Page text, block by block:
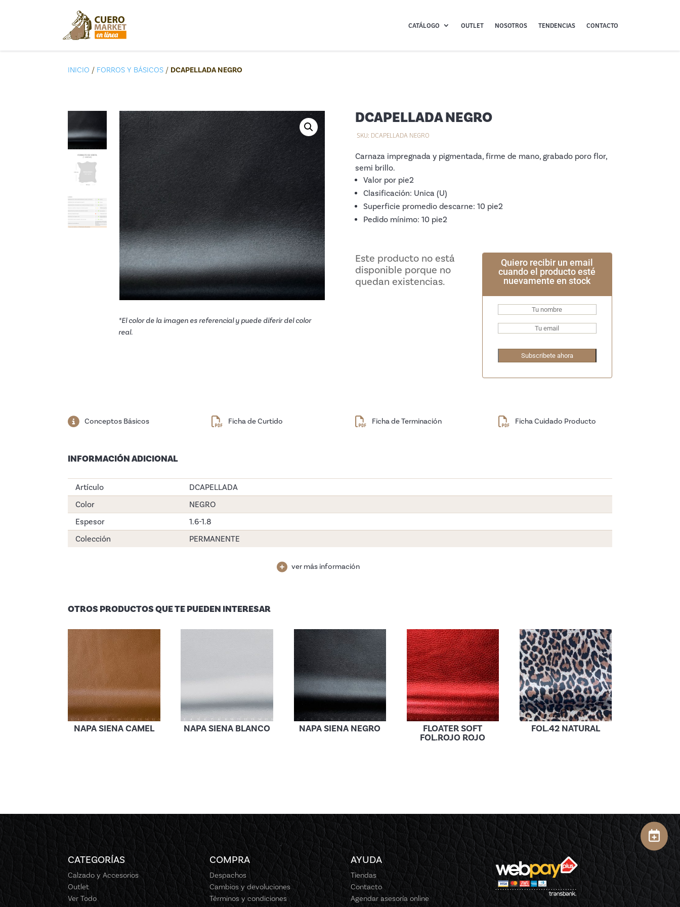
CATÁLOGO OUTLET NOSOTROS TENDENCIAS CONTACTO
INICIO / FORROS Y BÁSICOS / DCAPELLADA NEGRO
*El color de la imagen es referencial y puede diferir del color
real.
DCAPELLADA NEGRO
SKU: DCAPELLADA NEGRO
Carnaza impregnada y pigmentada, firme de mano, grabado poro flor,
semi brillo.
Valor por pie2
Clasificación: Unica (U)
Superficie promedio descarne: 10 pie2
Pedido mínimo: 10 pie2
Este producto no está
disponible porque no
quedan existencias.
Quiero recibir un email
cuando el producto esté
nuevamente en stock
Conceptos Básicos Ficha de Curtido Ficha de Terminación Ficha Cuidado Producto
INFORMACIÓN ADICIONAL
Artículo
DCAPELLADA
Color
NEGRO
Espesor
1.6-1.8
Colección
PERMANENTE
ver más información
OTROS PRODUCTOS QUE TE PUEDEN INTERESAR
NAPA SIENA CAMEL NAPA SIENA BLANCO NAPA SIENA NEGRO
FLOATER SOFT
FOL.ROJO ROJO
FOL.42 NATURAL
CATEGORÍAS
Calzado y Accesorios
Outlet
Ver Todo
COMPRA
Despachos
Cambios y devoluciones
Términos y condiciones
AYUDA
Tiendas
Contacto
Agendar asesoría online